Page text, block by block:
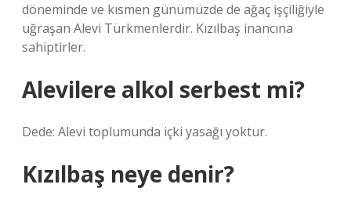
döneminde ve kısmen günümüzde de ağaç işçiliğiyle
uğraşan Alevi Türkmenlerdir. Kızılbaş inancına
sahiptirler.
Alevilere alkol serbest mi?
Dede: Alevi toplumunda içki yasağı yoktur.
Kızılbaş neye denir?